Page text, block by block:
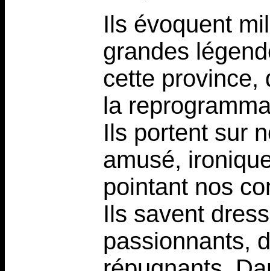
Ils évoquent
grandes
cette province,
la
Ils portent sur
amusé,
pointant nos
Ils savent
passionnants,